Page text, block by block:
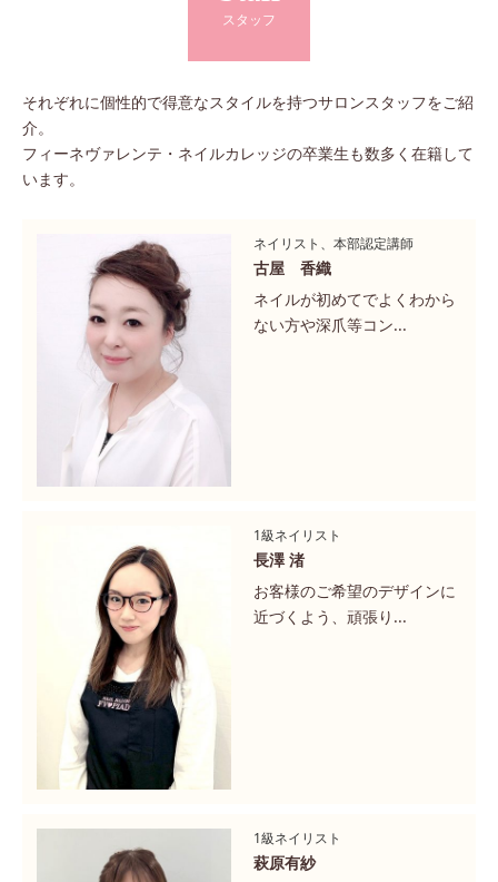
スタッフ
それぞれに個性的で得意なスタイルを持つサロンスタッフをご紹
介。
フィーネヴァレンテ・ネイルカレッジの卒業生も数多く在籍して
います。
ネイリスト、本部認定講師
古屋 香織
ネイルが初めてでよくわから
ない方や深爪等コン...
1級ネイリスト
長澤 渚
お客様のご希望のデザインに
近づくよう、頑張り...
1級ネイリスト
萩原有紗